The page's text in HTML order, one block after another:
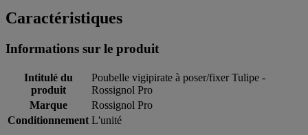
Caractéristiques
Informations sur le produit
Intitulé du
produit
Poubelle vigipirate à poser/fixer Tulipe -
Rossignol Pro
Marque
Rossignol Pro
Conditionnement L'unité